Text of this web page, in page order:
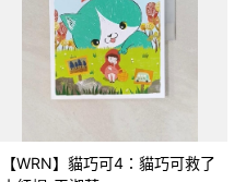
【WRN】貓巧可4：貓巧可救了